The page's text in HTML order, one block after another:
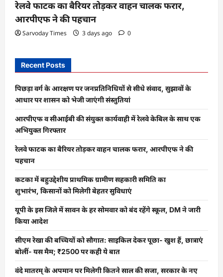
रेलवे फाटक का बैरियर तोड़कर वाहन चालक फरार,
आरपीएफ ने की पहचान
Sarvoday Times 3 days ago 0
Recent Posts
पिछड़ा वर्ग के आरक्षण पर जनप्रतिनिधियों से सीधे संवाद, सुझावों के
आधार पर शासन को भेजी जाएंगी संस्तुतियां
आरपीएफ व सीआईबी की संयुक्त कार्यवाही में रेलवे केबिल के साथ एक
अभियुक्त गिरफ्तार
रेलवे फाटक का बैरियर तोड़कर वाहन चालक फरार, आरपीएफ ने की
पहचान
कटका में बहुउद्देशीय प्राथमिक ग्रामीण सहकारी समिति का
शुभारंभ, किसानों को मिलेगी बेहतर सुविधाएं
यूपी के इस जिले में सावन के हर सोमवार को बंद रहेंगे स्कूल, DM ने जारी
किया आदेश
सीएम रेखा की बच्चियों को सौगात: साइकिल देकर पूछा- खुश हैं, छात्राएं
बोलीं- यस मैम; ₹2500 पर कही ये बात
वंदे मातरम् के अपमान पर मिलेगी कितने साल की सजा, सरकार के नए